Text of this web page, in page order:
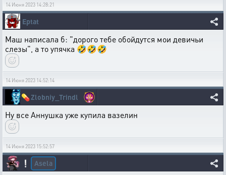
14 Июня 2023 14:28:21
Eptat
Маш написала б: "дорого тебе обойдутся мои девичьи
слезы", а то упячка 🤣🤣🤣
14 Июня 2023 14:52:14
💊Zlobniy_Trindl
Ну все Аннушка уже купила вазелин
14 Июня 2023 15:52:57
❕ Asela